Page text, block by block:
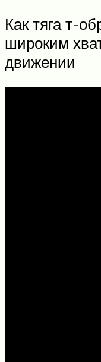
Как тяга т-
широким
движении